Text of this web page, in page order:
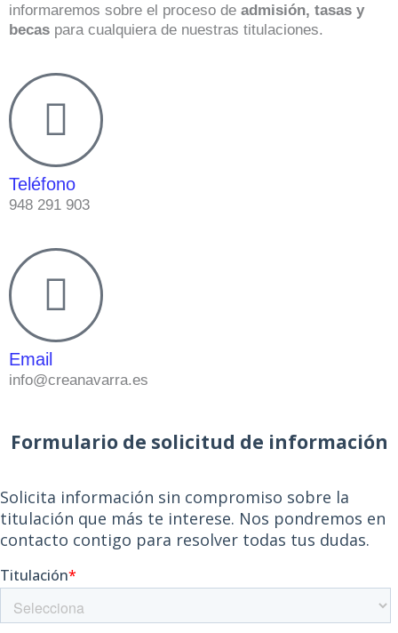
informaremos sobre el proceso de admisión, tasas y
becas para cualquiera de nuestras titulaciones.
Teléfono
948 291 903
Email
info@creanavarra.es